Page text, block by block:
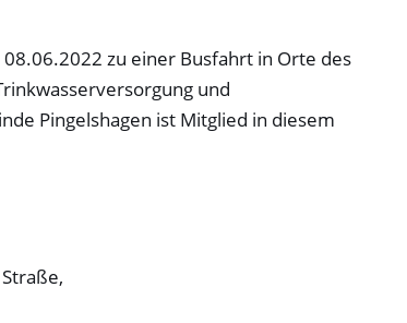
zu einer Busfahrt in Orte des
und
Pingelshagen ist Mitglied in diesem